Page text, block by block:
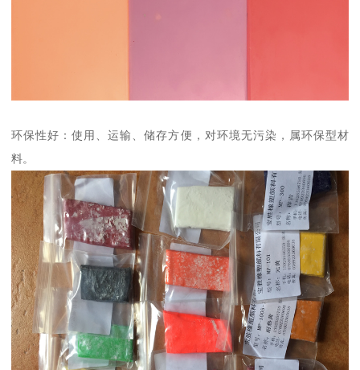
环保性好：使用、运输、储存方便，对环境无污染，属环保型材
料。